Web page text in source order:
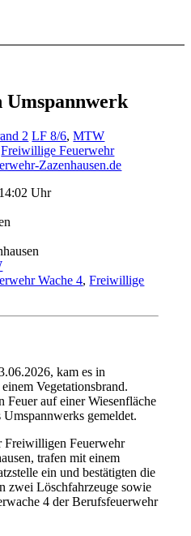
Umspannwerk
2 LF 8/6,MTW
Freiwillige Feuerwehr
Zazenhausen.de
Uhr
Wache 4,Freiwillige
kam es in
Vegetationsbrand.
Feuer auf einer Wiesenfläche
gemeldet.
Freiwilligen Feuerwehr
trafen mit einem
ein und bestätigten die
zwei Löschfahrzeuge sowie
4 der Berufsfeuerwehr